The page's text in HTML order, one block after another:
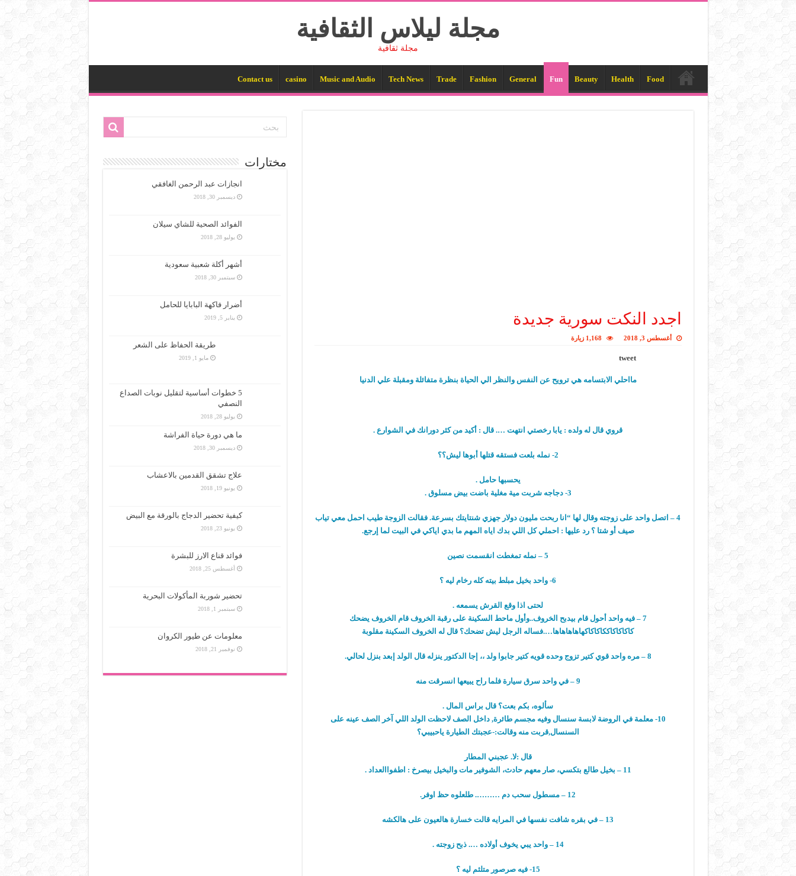
مجلة ليلاس الثقافية
مجلة ثقافية
Food
Health
Beauty
Fun
General
Fashion
Trade
Tech News
Music and Audio
casino
Contact us
اجدد النكت سورية جديدة
أغسطس 3, 2018 1,168 زيارة
tweet
مااحلي الابتسامه هي ترويح عن النفس والنظر الي الحياة بنظرة متفائلة ومقبلة علي الدنيا
قروي قال له ولده : يابا رخصتي انتهت …. قال : أكيد من كثر دورانك في الشوارع .
2- نمله بلعت فستقه قتلها أبوها ليش؟؟
يحسبها حامل .
3- دجاجه شربت مية مغلية باضت بيض مسلوق .
4 – اتصل واحد على زوجته وقال لها “انا ربحت مليون دولار جهزي شنتايتك بسرعة. فقالت الزوجة طيب احمل معي تياب
صيف أو شتا ؟ رد عليها : احملي كل اللي بدك اياه المهم ما بدي اياكي في البيت لما إرجع.
5 – نمله تمغطت انقسمت نصين
6- واحد بخيل مبلط بيته كله رخام ليه ؟
لحتى اذا وقع القرش يسمعه .
7 – فيه واحد أحول قام بيدبح الخروف..وأول ماحط السكينة على رقبة الخروف قام الخروف يضحك
كاكاكاكاككاكاكاكهاهاهاهاها….فساله الرجل ليش تضحك؟ قال له الخروف السكينة مقلوبة
8 – مره واحد قوي كتير تزوج وحده قويه كتير جابوا ولد ،، إجا الدكتور ينزله قال الولد إبعد بنزل لحالي.
9 – في واحد سرق سيارة فلما راح يبيعها انسرقت منه
سألوه، بكم بعت؟ قال براس المال .
10- معلمة في الروضة لابسة سنسال وفيه مجسم طائرة, داخل الصف لاحظت الولد اللي آخر الصف عينه على
السنسال,قربت منه وقالت:-عجبتك الطيارة ياحبيبي؟
قال :لا. عجبني المطار
11 – بخيل طالع بتكسي، صار معهم حادث، الشوفير مات والبخيل بيصرخ : اطفواالعداد .
12 – مسطول سحب دم ………. طلعلوه حظ اوفر.
13 – في بقره شافت نفسها في المرايه قالت خسارة هالعيون على هالكشه
14 – واحد يبي يخوف أولاده …. ذبح زوجته .
15- فيه صرصور متلثم ليه ؟
مختارات
انجازات عبد الرحمن الغافقي
ديسمبر 30, 2018
الفوائد الصحية للشاي سيلان
يوليو 28, 2018
أشهر أكلة شعبية سعودية
سبتمبر 30, 2018
أضرار فاكهة البابايا للحامل
يناير 5, 2019
طريقة الحفاظ على الشعر
مايو 1, 2019
5 خطوات أساسية لتقليل نوبات الصداع
النصفي
يوليو 28, 2018
ما هي دورة حياة الفراشة
ديسمبر 30, 2018
علاج تشقق القدمين بالاعشاب
يونيو 19, 2018
كيفية تحضير الدجاج بالورقة مع البيض
يونيو 23, 2018
فوائد قناع الارز للبشرة
أغسطس 25, 2018
تحضير شوربة المأكولات البحرية
سبتمبر 1, 2018
معلومات عن طيور الكروان
نوفمبر 21, 2018